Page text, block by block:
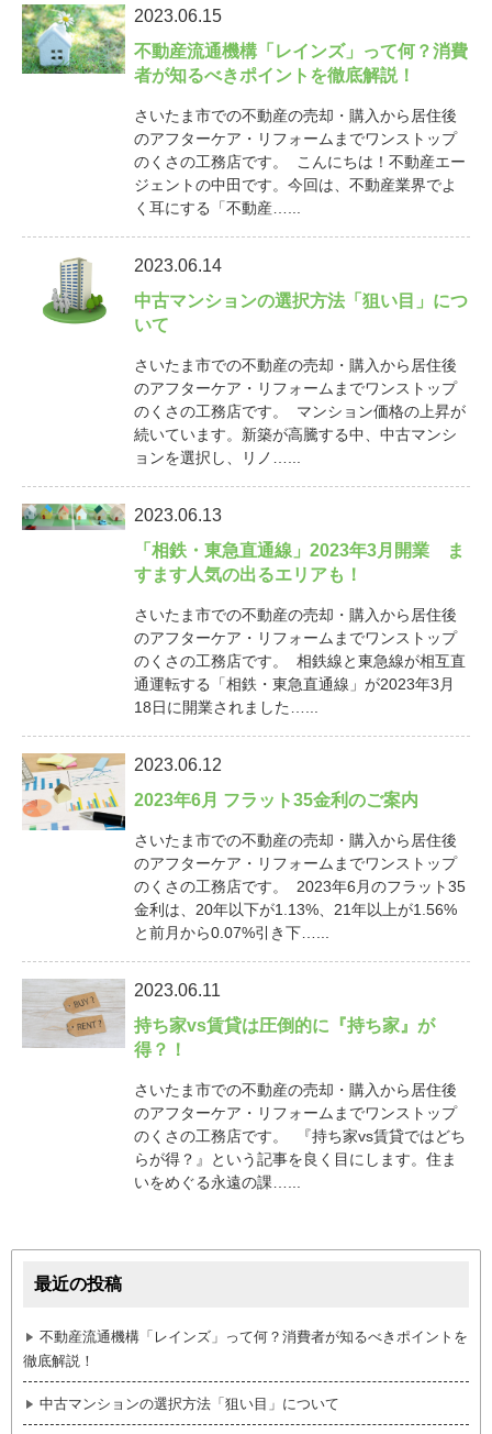
2023.06.15
不動産流通機構「レインズ」って何？消費
者が知るべきポイントを徹底解説！
さいたま市での不動産の売却・購入から居住後
のアフターケア・リフォームまでワンストップ
のくさの工務店です。 こんにちは！不動産エー
ジェントの中田です。今回は、不動産業界でよ
く耳にする「不動産…...
2023.06.14
中古マンションの選択方法「狙い目」につ
いて
さいたま市での不動産の売却・購入から居住後
のアフターケア・リフォームまでワンストップ
のくさの工務店です。 マンション価格の上昇が
続いています。新築が高騰する中、中古マンシ
ョンを選択し、リノ…...
2023.06.13
「相鉄・東急直通線」2023年3月開業 ま
すます人気の出るエリアも！
さいたま市での不動産の売却・購入から居住後
のアフターケア・リフォームまでワンストップ
のくさの工務店です。 相鉄線と東急線が相互直
通運転する「相鉄・東急直通線」が2023年3月
18日に開業されました…...
2023.06.12
2023年6月 フラット35金利のご案内
さいたま市での不動産の売却・購入から居住後
のアフターケア・リフォームまでワンストップ
のくさの工務店です。 2023年6月のフラット35
金利は、20年以下が1.13%、21年以上が1.56%
と前月から0.07%引き下…...
2023.06.11
持ち家vs賃貸は圧倒的に『持ち家』が
得？！
さいたま市での不動産の売却・購入から居住後
のアフターケア・リフォームまでワンストップ
のくさの工務店です。 『持ち家vs賃貸ではどち
らが得？』という記事を良く目にします。住ま
いをめぐる永遠の課…...
最近の投稿
不動産流通機構「レインズ」って何？消費者が知るべきポイントを
徹底解説！
中古マンションの選択方法「狙い目」について